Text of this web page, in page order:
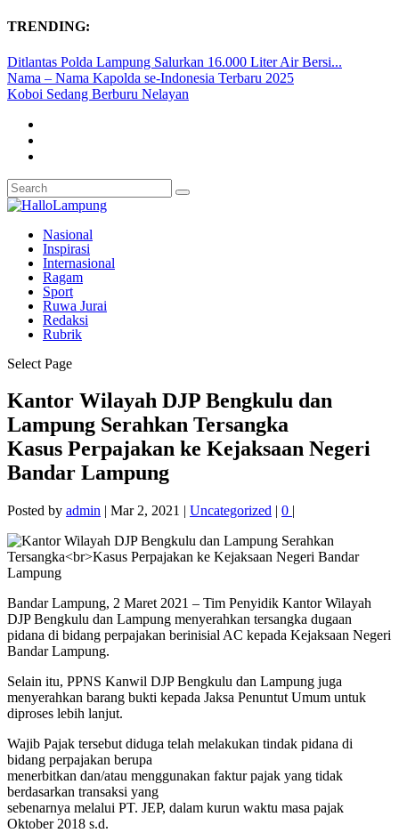
TRENDING:
Ditlantas Polda Lampung Salurkan 16.000 Liter Air Bersi...
Nama – Nama Kapolda se-Indonesia Terbaru 2025
Koboi Sedang Berburu Nelayan
Nasional
Inspirasi
Internasional
Ragam
Sport
Ruwa Jurai
Redaksi
Rubrik
Select Page
Kantor Wilayah DJP Bengkulu dan
Lampung Serahkan Tersangka
Kasus Perpajakan ke Kejaksaan Negeri
Bandar Lampung
Posted by admin | Mar 2, 2021 | Uncategorized | 0 |
Bandar Lampung, 2 Maret 2021 – Tim Penyidik Kantor Wilayah
DJP Bengkulu dan Lampung menyerahkan tersangka dugaan
pidana di bidang perpajakan berinisial AC kepada Kejaksaan Negeri
Bandar Lampung.
Selain itu, PPNS Kanwil DJP Bengkulu dan Lampung juga
menyerahkan barang bukti kepada Jaksa Penuntut Umum untuk
diproses lebih lanjut.
Wajib Pajak tersebut diduga telah melakukan tindak pidana di
bidang perpajakan berupa
menerbitkan dan/atau menggunakan faktur pajak yang tidak
berdasarkan transaksi yang
sebenarnya melalui PT. JEP, dalam kurun waktu masa pajak
Oktober 2018 s.d.